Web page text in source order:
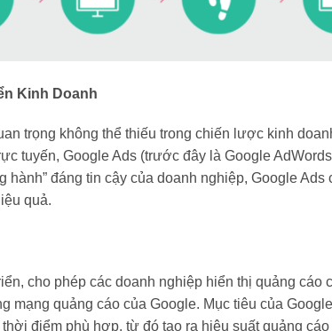
Kinh Doanh
trọng không thể thiếu trong chiến lược kinh
tuyến, Google Ads (trước đây là Google
đáng tin cậy của doanh nghiệp, Google Ads
quả.
cho phép các doanh nghiệp hiển thị quảng cáo
mạng quảng cáo của Google. Mục tiêu của
điểm phù hợp, từ đó tạo ra hiệu suất quảng cáo